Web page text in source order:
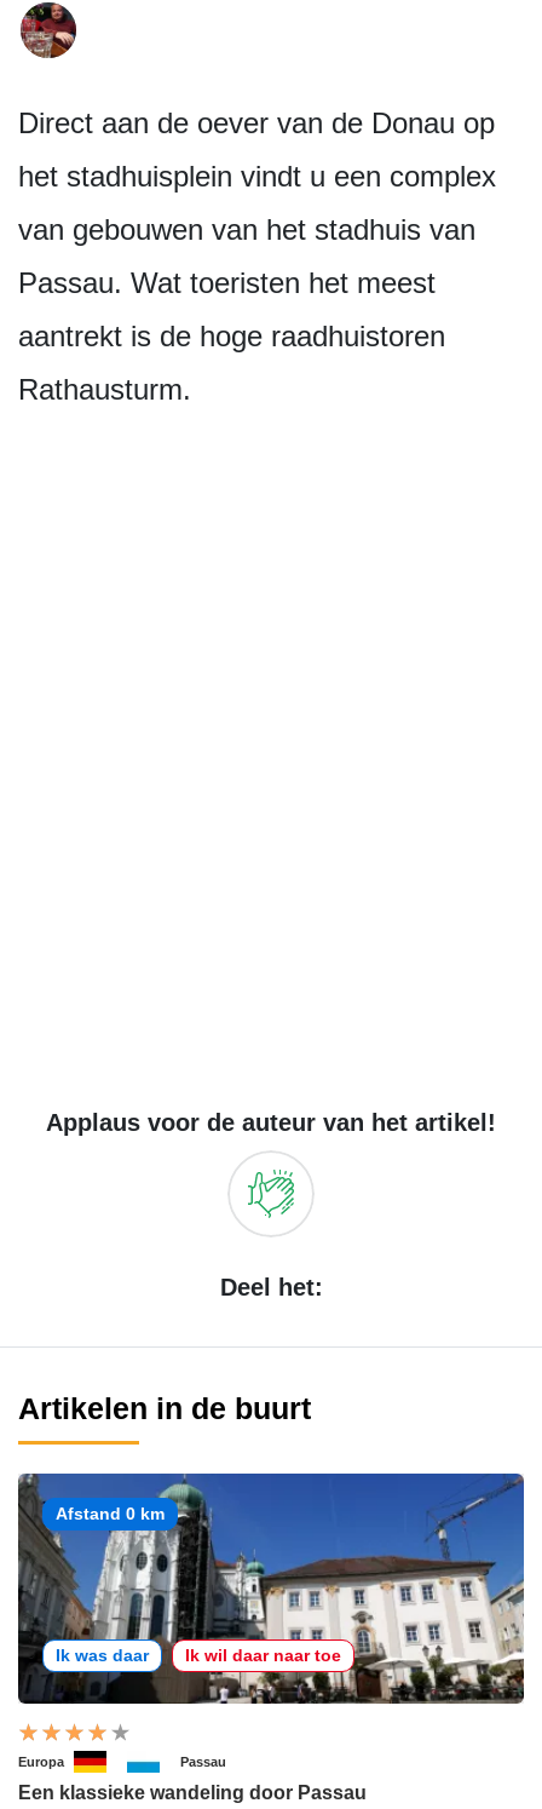
Direct aan de oever van de Donau op
het stadhuisplein vindt u een complex
van gebouwen van het stadhuis van
Passau. Wat toeristen het meest
aantrekt is de hoge raadhuistoren
Rathausturm.
Applaus voor de auteur van het artikel!
Deel het:
Artikelen in de buurt
Afstand 0 km
Ik was daar Ik wil daar naar toe
Europa Passau
Een klassieke wandeling door Passau